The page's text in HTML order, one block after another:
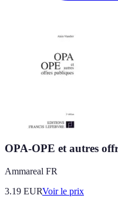
OPA-OPE et autres
Ammareal FR
3.19 EURVoir le prix